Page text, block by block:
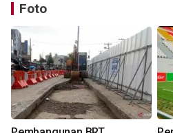
Foto